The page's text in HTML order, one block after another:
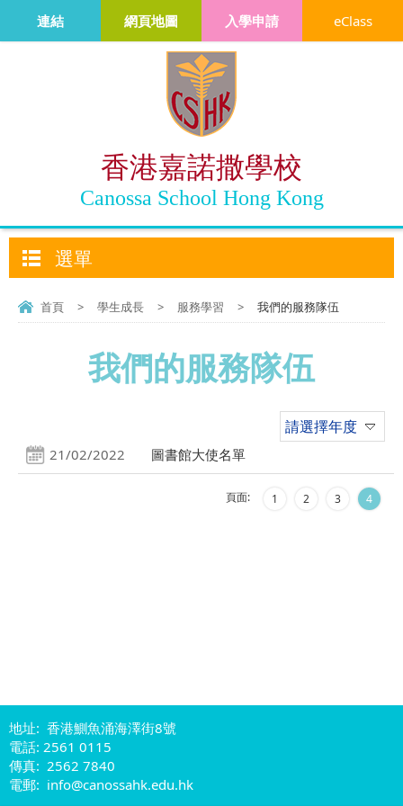
香港嘉諾撒學校
Canossa School Hong Kong
連結 網頁地圖 入學申請 eClass
選單
首頁 > 學生成長 > 服務學習 > 我們的服務隊伍
我們的服務隊伍
請選擇年度
21/02/2022 圖書館大使名單
頁面: 1 2 3 4
地址: 香港鰂魚涌海澤街8號
電話: 2561 0115
傳真: 2562 7840
電郵: info@canossahk.edu.hk